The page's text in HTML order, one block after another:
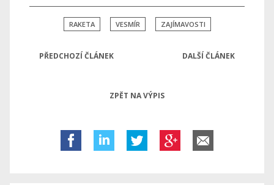
RAKETA VESMÍR ZAJÍMAVOSTI
PŘEDCHOZÍ ČLÁNEK DALŠÍ ČLÁNEK
ZPĚT NA VÝPIS